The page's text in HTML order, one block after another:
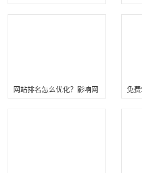
个网站细节优化问题！
网站排名怎么优化？影响网
站关键词排名的4个重要因
免
用